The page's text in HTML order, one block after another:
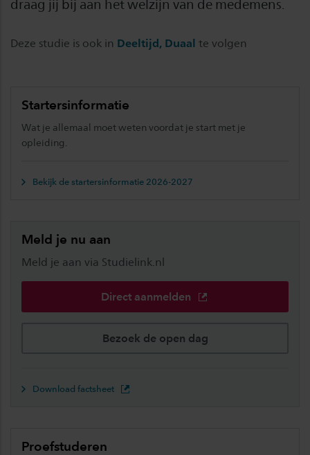
draag jij bij aan het welzijn van de medemens.
Deze studie is ook in Deeltijd, Duaal te volgen
Startersinformatie
Wat je allemaal moet weten voordat je start met je
opleiding.
Bekijk de startersinformatie 2026-2027
Meld je nu aan
Meld je aan via Studielink.nl
Direct aanmelden
Bezoek de open dag
Download factsheet
Proefstuderen